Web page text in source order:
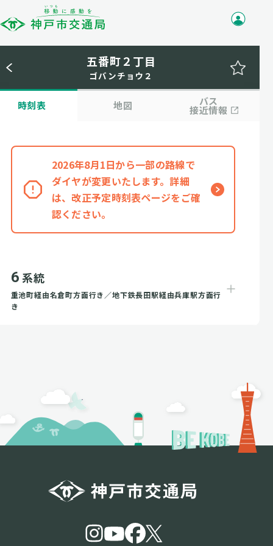
五番町２丁目
ゴバンチョウ２
時刻表 地図 バス
接近情報
2026年8月1日から一部の路線で
ダイヤが変更いたします。詳細
は、改正予定時刻表ページをご確
認ください。
6 系統
重池町経由名倉町方面行き／地下鉄長田駅経由兵庫駅方面行
き